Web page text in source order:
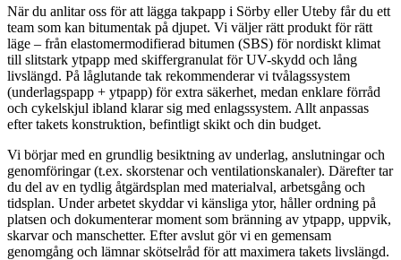
När du anlitar oss för att lägga takpapp i Sörby eller Uteby får du ett
team som kan bitumentak på djupet. Vi väljer rätt produkt för rätt
läge – från elastomermodifierad bitumen (SBS) för nordiskt klimat
till slitstark ytpapp med skiffergranulat för UV-skydd och lång
livslängd. På låglutande tak rekommenderar vi tvålagssystem
(underlagspapp + ytpapp) för extra säkerhet, medan enklare förråd
och cykelskjul ibland klarar sig med enlagssystem. Allt anpassas
efter takets konstruktion, befintligt skikt och din budget.
Vi börjar med en grundlig besiktning av underlag, anslutningar och
genomföringar (t.ex. skorstenar och ventilationskanaler). Därefter tar
du del av en tydlig åtgärdsplan med materialval, arbetsgång och
tidsplan. Under arbetet skyddar vi känsliga ytor, håller ordning på
platsen och dokumenterar moment som bränning av ytpapp, uppvik,
skarvar och manschetter. Efter avslut gör vi en gemensam
genomgång och lämnar skötselråd för att maximera takets livslängd.